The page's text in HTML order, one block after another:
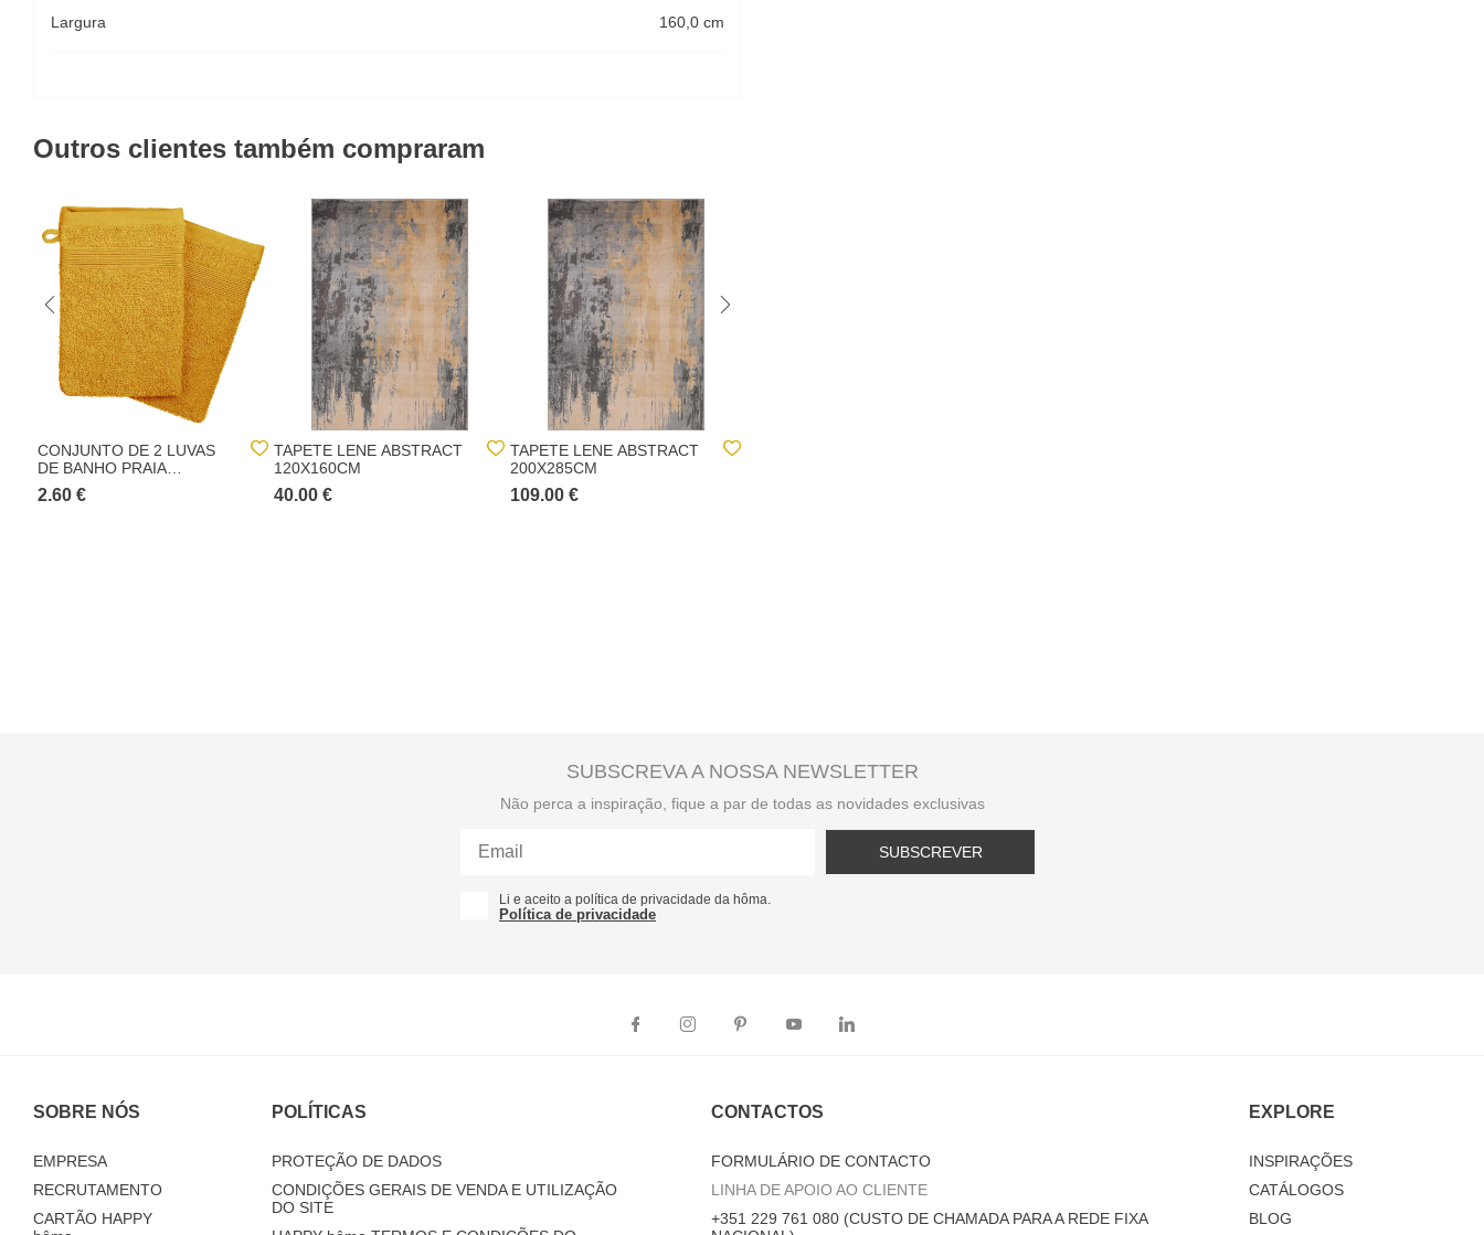
Largura 160,0 cm
Outros clientes também compraram
CONJUNTO DE 2 LUVAS
DE BANHO PRAIA
AMARELA
2.60 €
TAPETE LENE ABSTRACT
120X160CM
40.00 €
TAPETE LENE ABSTRACT
200X285CM
109.00 €
SUBSCREVA A NOSSA NEWSLETTER
Não perca a inspiração, fique a par de todas as novidades exclusivas
SUBSCREVER
Li e aceito a política de privacidade da hôma.
Política de privacidade
SOBRE NÓS
EMPRESA
RECRUTAMENTO
CARTÃO HAPPY
POLÍTICAS
PROTEÇÃO DE DADOS
CONDIÇÕES GERAIS DE VENDA E UTILIZAÇÃO
DO SITE
CONTACTOS
FORMULÁRIO DE CONTACTO
LINHA DE APOIO AO CLIENTE
+351 229 761 080 (CUSTO DE CHAMADA PARA A REDE FIXA
EXPLORE
INSPIRAÇÕES
CATÁLOGOS
BLOG